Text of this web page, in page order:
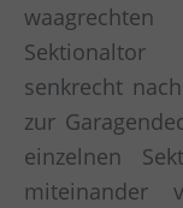
senkrecht
zur
einzelnen
miteinander